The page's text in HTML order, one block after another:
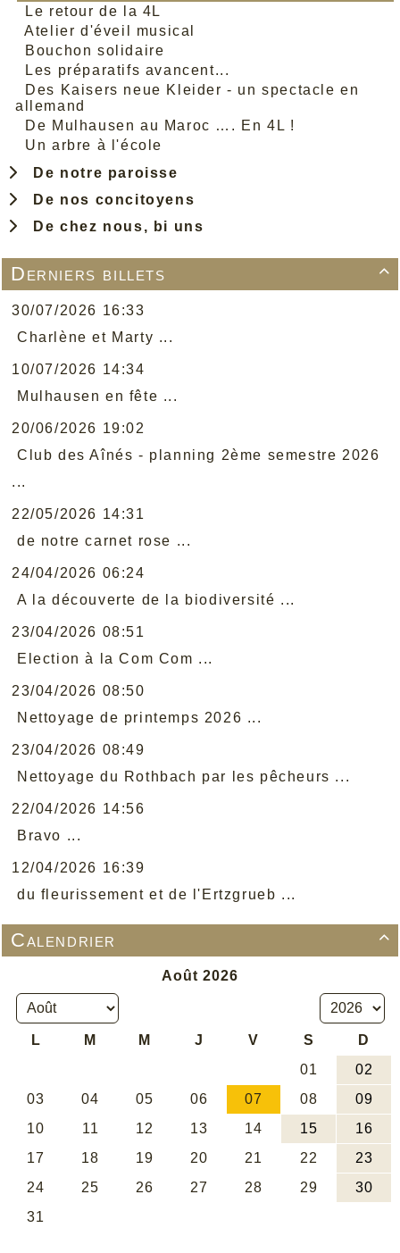
Le retour de la 4L
Atelier d'éveil musical
Bouchon solidaire
Les préparatifs avancent...
Des Kaisers neue Kleider - un spectacle en
allemand
De Mulhausen au Maroc …. En 4L !
Un arbre à l'école
De notre paroisse
De nos concitoyens
De chez nous, bi uns

Derniers billets
30/07/2026 16:33
Charlène et Marty ...
10/07/2026 14:34
Mulhausen en fête ...
20/06/2026 19:02
Club des Aînés - planning 2ème semestre 2026
...
22/05/2026 14:31
de notre carnet rose ...
24/04/2026 06:24
A la découverte de la biodiversité ...
23/04/2026 08:51
Election à la Com Com ...
23/04/2026 08:50
Nettoyage de printemps 2026 ...
23/04/2026 08:49
Nettoyage du Rothbach par les pêcheurs ...
22/04/2026 14:56
Bravo ...
12/04/2026 16:39
du fleurissement et de l'Ertzgrueb ...

Calendrier